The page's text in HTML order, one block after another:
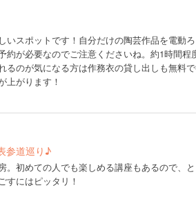
いスポットです！自分だけの陶芸作品を電動
約が必要なのでご注意くださいね。約1時間程
るのが気になる方は作務衣の貸し出しも無料で
上がります！
参道巡り♪
。初めての人でも楽しめる講座もあるので、
すにはピッタリ！